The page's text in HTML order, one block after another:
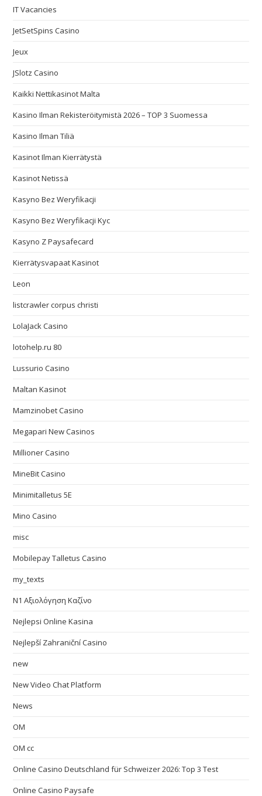
IT Vacancies
JetSetSpins Casino
Jeux
JSlotz Casino
Kaikki Nettikasinot Malta
Kasino Ilman Rekisteröitymistä 2026 – TOP 3 Suomessa
Kasino Ilman Tiliä
Kasinot Ilman Kierrätystä
Kasinot Netissä
Kasyno Bez Weryfikacji
Kasyno Bez Weryfikacji Kyc
Kasyno Z Paysafecard
Kierrätysvapaat Kasinot
Leon
listcrawler corpus christi
LolaJack Casino
lotohelp.ru 80
Lussurio Casino
Maltan Kasinot
Mamzinobet Casino
Megapari New Casinos
Millioner Casino
MineBit Casino
Minimitalletus 5E
Mino Casino
misc
Mobilepay Talletus Casino
my_texts
N1 Αξιολόγηση Καζίνο
Nejlepsi Online Kasina
Nejlepší Zahraniční Casino
new
New Video Chat Platform
News
OM
OM cc
Online Casino Deutschland für Schweizer 2026: Top 3 Test
Online Casino Paysafe